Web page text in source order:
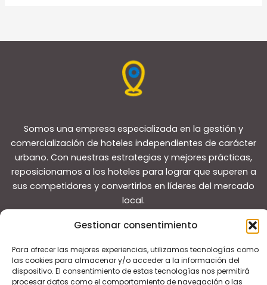
Gestionar consentimiento
Para ofrecer las mejores experiencias, utilizamos tecnologías como
las cookies para almacenar y/o acceder a la información del
dispositivo. El consentimiento de estas tecnologías nos permitirá
procesar datos como el comportamiento de navegación o las
Somos una empresa especializada en la gestión y
comercialización de hoteles independientes de carácter
urbano. Con nuestras estrategias y mejores prácticas,
reposicionamos a los hoteles para lograr que superen a
sus competidores y convertirlos en líderes del mercado
local.
Copyright © 2026 Guías de viaje